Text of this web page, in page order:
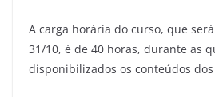
A carga horária do curso, que
31/10, é de 40 horas, durante as
disponibilizados os conteúdos